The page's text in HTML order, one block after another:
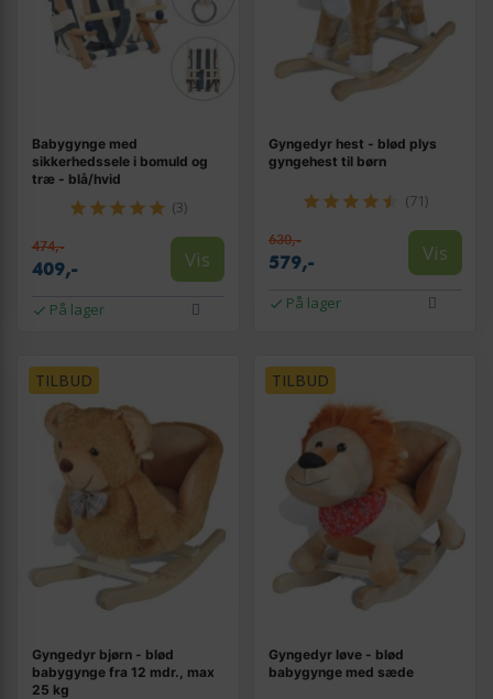
Babygynge med
sikkerhedssele i bomuld og
træ - blå/hvid
(3)
474,-
409,- Vis
På lager
Gyngedyr hest - blød plys
gyngehest til børn
(71)
630,-
579,- Vis
På lager
TILBUD
Gyngedyr bjørn - blød
babygynge fra 12 mdr., max
25 kg
TILBUD
Gyngedyr løve - blød
babygynge med sæde